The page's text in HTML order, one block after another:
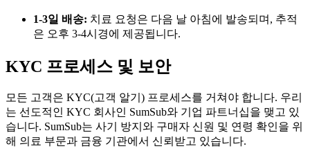
1-3일 배송: 치료 요청은 다음 날 아침에 발송되며, 추적
은 오후 3-4시경에 제공됩니다.
KYC 프로세스 및 보안
모든 고객은 KYC(고객 알기) 프로세스를 거쳐야 합니다. 우리
는 선도적인 KYC 회사인 SumSub와 기업 파트너십을 맺고 있
습니다. SumSub는 사기 방지와 구매자 신원 및 연령 확인을 위
해 의료 부문과 금융 기관에서 신뢰받고 있습니다.